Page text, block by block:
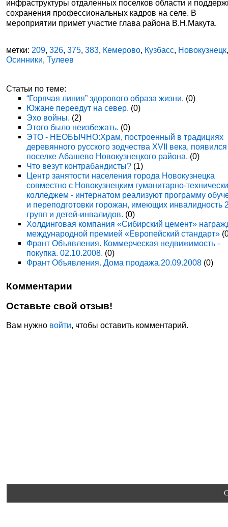
инфраструктуры отдаленных поселков области и
сохранения профессиональных кадров на селе. В
мероприятии примет участие глава района В.Н.Макута.
метки: 209,326,375,383, Кемерово, Кузбасс, Новокузнецк
Осинники,Тулеев
Статьи по теме:
“Горячая линия” здорового образа жизни. (0)
Южане переедут на север. (0)
Эхо войны. (2)
Этого было неизбежать. (0)
ЭТО - НЕОБЫЧНО:Храм, построенный в традициях
деревянного русского зодчества XVII века,
поселке Абашево Новокузнецкого района. (0)
Что везут контрабандисты? (1)
Центр занятости населения города Новокузнецка
совместно с Новокузнецким гуманитарно-
колледжем - интернатом реализуют программу
и переподготовки горожан, имеющих инвалидность
групп и детей-инвалидов. (0)
Холдинговая компания «Сибирский цемент»
международной премией «Европейский стандарт»
Франт Объявления. Коммерческая недвижимость -
покупка. 02.10.2008. (0)
Франт Объявления. Дома продажа.20.09.2008 (0)
Комментарии
Оставьте свой отзыв!
Вам нужно войти, чтобы оставить комментарий.